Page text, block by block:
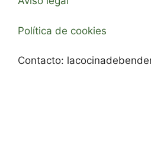
Política de cookies
Contacto: